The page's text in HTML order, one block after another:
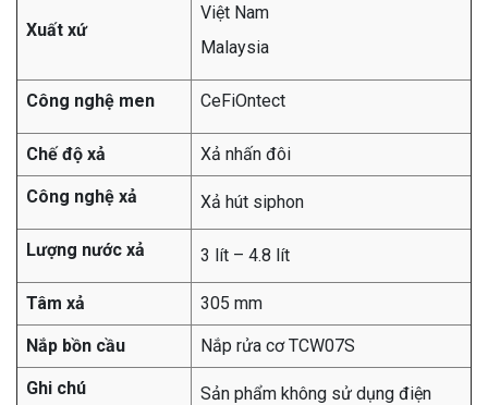
Xuất xứ
Việt Nam
Malaysia
Công nghệ men CeFiOntect
Chế độ xả Xả nhấn đôi
Công nghệ xả Xả hút siphon
Lượng nước xả 3 lít – 4.8 lít
Tâm xả 305 mm
Nắp bồn cầu Nắp rửa cơ TCW07S
Ghi chú Sản phẩm không sử dụng điện